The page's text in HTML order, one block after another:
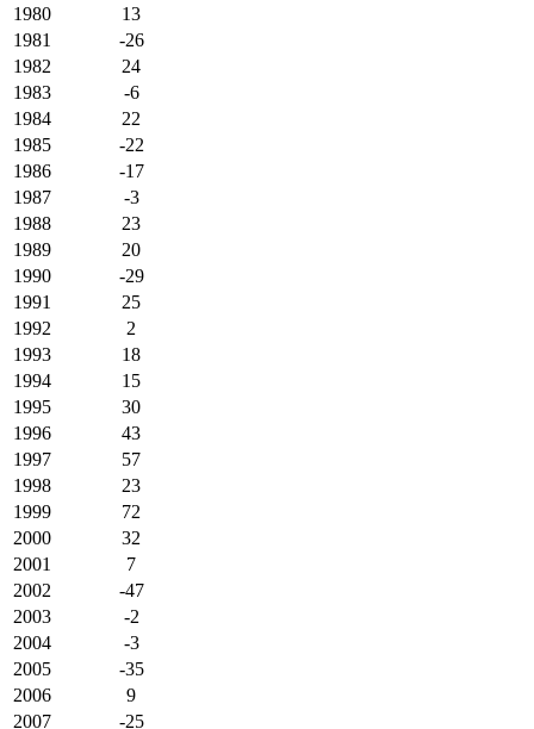
1980
13
1981
-26
1982
24
1983
-6
1984
22
1985
-22
1986
-17
1987
-3
1988
23
1989
20
1990
-29
1991
25
1992
2
1993
18
1994
15
1995
30
1996
43
1997
57
1998
23
1999
72
2000
32
2001
7
2002
-47
2003
-2
2004
-3
2005
-35
2006
9
2007
-25